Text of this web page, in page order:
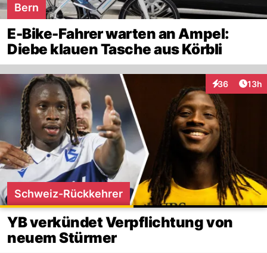
Bern
E-Bike-Fahrer warten an Ampel:
Diebe klauen Tasche aus Körbli
36
Interaktionen
13h
Schweiz-Rückkehrer
YB verkündet Verpflichtung von
neuem Stürmer